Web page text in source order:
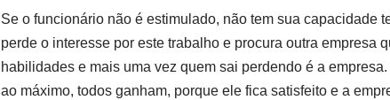
Se o funcionário não é estimulado, não tem sua capacidade
perde o interesse por este trabalho e procura outra empresa
habilidades e mais uma vez quem sai perdendo é a
ao máximo, todos ganham, porque ele fica satisfeito e a